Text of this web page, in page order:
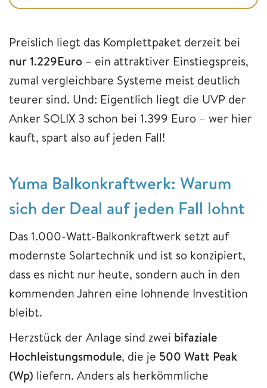
Preislich liegt das Komplettpaket derzeit bei
nur 1.229Euro – ein attraktiver Einstiegspreis,
zumal vergleichbare Systeme meist deutlich
teurer sind. Und: Eigentlich liegt die UVP der
Anker SOLIX 3 schon bei 1.399 Euro – wer hier
kauft, spart also auf jeden Fall!
Yuma Balkonkraftwerk: Warum
sich der Deal auf jeden Fall lohnt
Das 1.000-Watt-Balkonkraftwerk setzt auf
modernste Solartechnik und ist so konzipiert,
dass es nicht nur heute, sondern auch in den
kommenden Jahren eine lohnende Investition
bleibt.
Herzstück der Anlage sind zwei bifaziale
Hochleistungsmodule, die je 500 Watt Peak
(Wp) liefern. Anders als herkömmliche